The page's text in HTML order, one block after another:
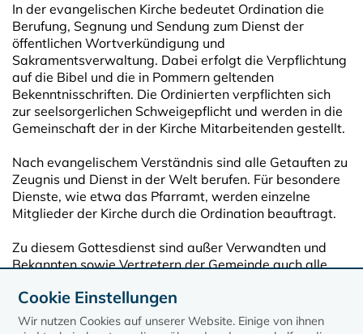
In der evangelischen Kirche bedeutet Ordination die
Berufung, Segnung und Sendung zum Dienst der
öffentlichen Wortverkündigung und
Sakramentsverwaltung. Dabei erfolgt die Verpflichtung
auf die Bibel und die in Pommern geltenden
Bekenntnisschriften. Die Ordinierten verpflichten sich
zur seelsorgerlichen Schweigepflicht und werden in die
Gemeinschaft der in der Kirche Mitarbeitenden gestellt.
Nach evangelischem Verständnis sind alle Getauften zu
Zeugnis und Dienst in der Welt berufen. Für besondere
Dienste, wie etwa das Pfarramt, werden einzelne
Mitglieder der Kirche durch die Ordination beauftragt.
Zu diesem Gottesdienst sind außer Verwandten und
Bekannten sowie Vertretern der Gemeinde auch alle
eingeladen. Nach dem Gottesdienst findet ein
gemeinsames Kaffeetrinken auf dem Kirchplatz statt.
Cookie Einstellungen
Wir nutzen Cookies auf unserer Website. Einige von ihnen